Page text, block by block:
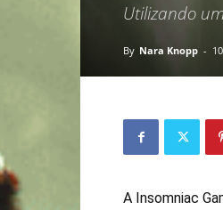
Utilizando
By Nara Knopp -
A Insomniac